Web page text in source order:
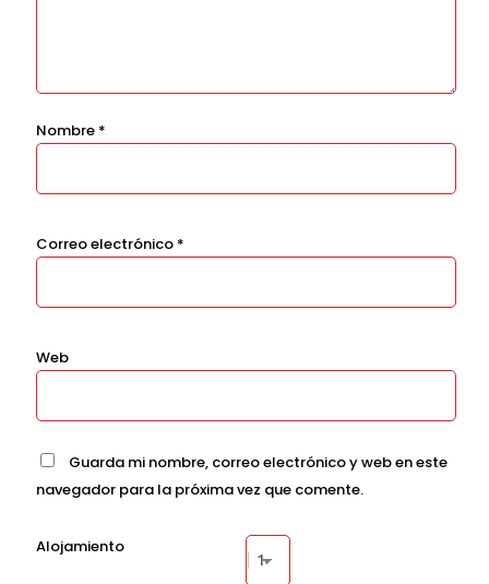
Nombre *
Correo electrónico *
Web
Guarda mi nombre, correo electrónico y web en este
navegador para la próxima vez que comente.
Alojamiento